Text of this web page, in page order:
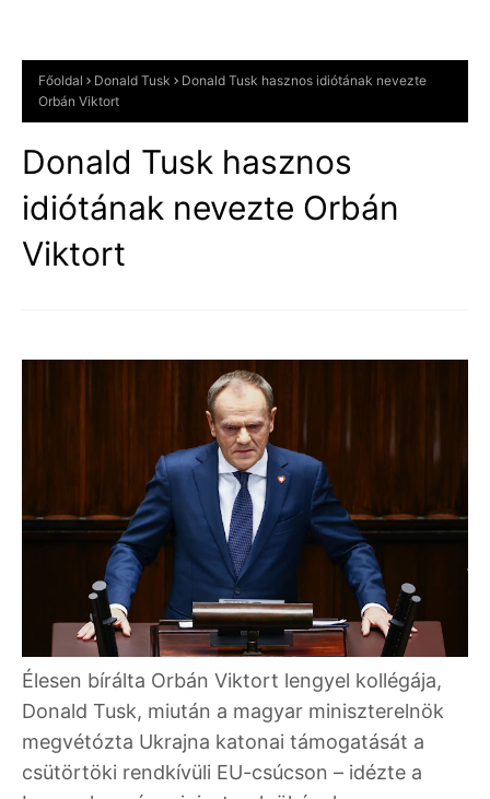
Főoldal Donald Tusk
Donald Tusk hasznos idiótának nevezte
Orbán Viktort
Donald Tusk hasznos
idiótának nevezte Orbán
Viktort
Élesen bírálta Orbán Viktort lengyel kollégája,
Donald Tusk, miután a magyar miniszterelnök
megvétózta Ukrajna katonai támogatását a
csütörtöki rendkívüli EU-csúcson – idézte a